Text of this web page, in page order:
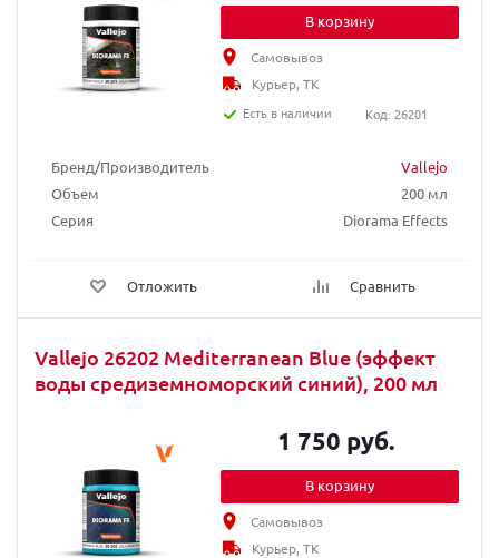
Бренд/Производитель
Vallejo
Объем
200 мл
Серия
Diorama Effects
Отложить Сравнить
В корзину
Самовывоз
Курьер, ТК
Есть в наличии
Код: 26201
Vallejo 26202 Mediterranean Blue (эффект
воды средиземноморский синий), 200 мл
1 750 руб.
В корзину
Самовывоз
Курьер, ТК